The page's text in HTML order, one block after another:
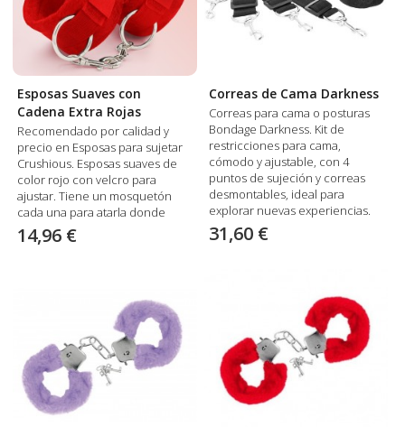
Esposas Suaves con
Cadena Extra Rojas
Recomendado por calidad y
precio en Esposas para sujetar
Crushious. Esposas suaves de
color rojo con velcro para
ajustar. Tiene un mosquetón
cada una para atarla donde
quieras y también incluyen una
cadena de metal de 40 cm. de
14,96 €
Correas de Cama Darkness
Correas para cama o posturas
Bondage Darkness. Kit de
restricciones para cama,
cómodo y ajustable, con 4
puntos de sujeción y correas
desmontables, ideal para
explorar nuevas experiencias.
31,60 €